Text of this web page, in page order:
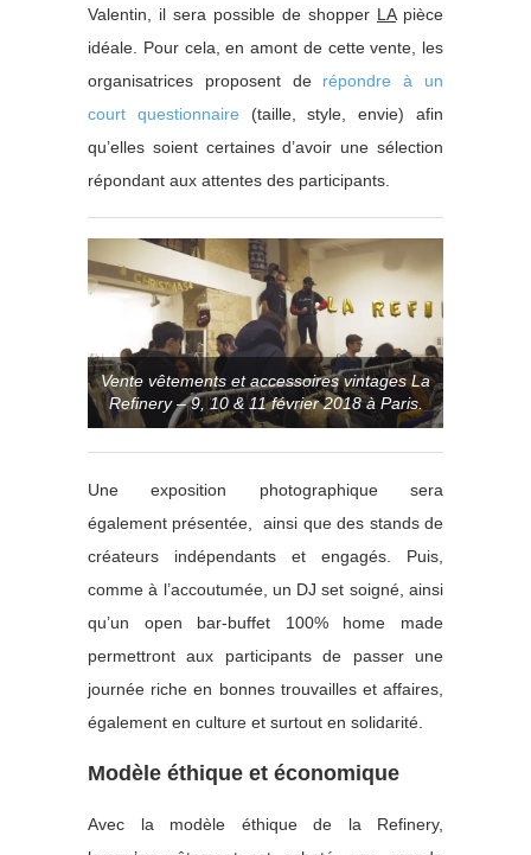
Valentin, il sera possible de shopper LApièce
idéale. Pour cela, en amont de cette vente, les
organisatrices proposent de répondre à un
court questionnaire (taille, style, envie) afin
qu’elles soient certaines d’avoir une sélection
répondant aux attentes des participants.
Vente vêtements et accessoires vintages La
Refinery – 9, 10 & 11 février 2018 à Paris.
Une exposition photographique sera
également présentée, ainsi que des stands de
créateurs indépendants et engagés. Puis,
comme à l’accoutumée, un DJ set soigné, ainsi
qu’un open bar-buffet 100% home made
permettront aux participants de passer une
journée riche en bonnes trouvailles et affaires,
également en culture et surtout en solidarité.
Modèle éthique et économique
Avec la modèle éthique de la Refinery,